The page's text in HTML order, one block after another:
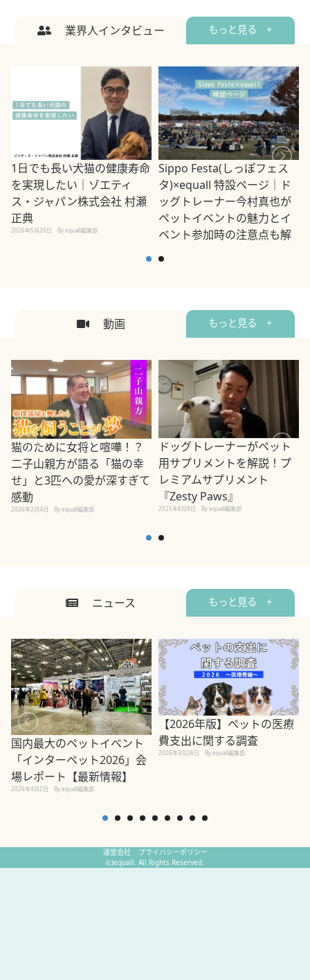
業界人インタビュー もっと見る +
1日でも長い犬猫の健康寿命
を実現したい｜ゾエティ
ス・ジャパン株式会社 村瀬
正典
2026年5月29日 By equall編集部
Sippo Festa(しっぽフェス
タ)×equall 特設ページ｜ド
ッグトレーナー今村真也が
ペットイベントの魅力とイ
ベント参加時の注意点も解
2026年5月12日
動画 もっと見る +
猫のために女将と喧嘩！？
二子山親方が語る「猫の幸
せ」と3匹への愛が深すぎて
感動
2026年2月4日 By equall編集部
ドッグトレーナーがペット
用サプリメントを解説！プ
レミアムサプリメント
『Zesty Paws』
2025年8月8日 By equall編集部
ニュース もっと見る +
国内最大のペットイベント
「インターペット2026」会
場レポート【最新情報】
2026年4月2日 By equall編集部
【2026年版】ペットの医療
費支出に関する調査
2026年3月26日 By equall編集部
運営会社
プライバシーポリシー
(c)equall. All Rights Reserved.